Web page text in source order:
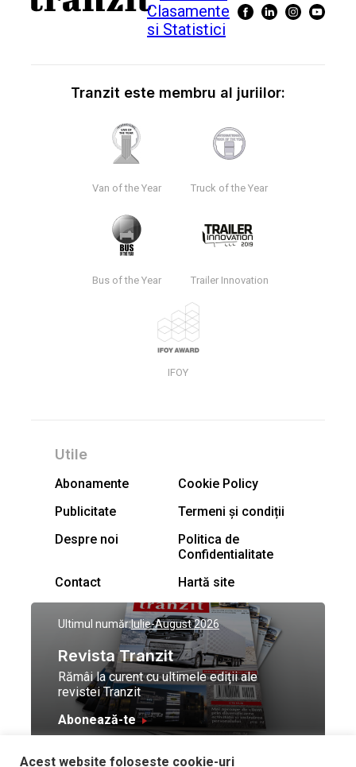
Tranzit este membru al juriilor:
Van of the Year Truck of the Year
Bus of the Year Trailer Innovation
IFOY
Utile
Abonamente
Cookie Policy
Publicitate
Termeni și condiții
Despre noi
Politica de
Confidentialitate
Contact
Hartă site
Ultimul număr:Iulie-August 2026
Revista Tranzit
Rămâi la curent cu ultimele ediții ale
revistei Tranzit
Abonează-te
Acest website foloseste cookie-uri